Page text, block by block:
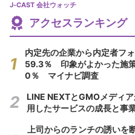
J-CAST 会社ウォッチ
アクセスランキング
内定先の企業から内定者フ
59.3％ 印象がよかった施
0％ マイナビ調査
LINE NEXTとGMOメディ
用したサービスの成長と事
上司からのランチの誘い